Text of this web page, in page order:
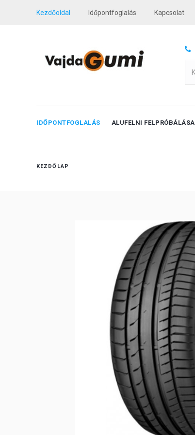
Kezdőoldal Időpontfoglalás Kapcsolat
IDŐPONTFOGLALÁS ALUFELNI FELPRÓBÁLÁSA
KEZDŐLAP